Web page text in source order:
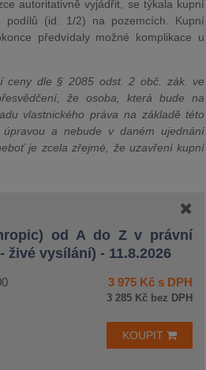
autoritativně vyjádřit, se týkala kupní
podílů (id. 1/2) na pozemcích. Kupní
předvídaly možné komplikace u
ceny dle § 2085 odst. 2 obč. zák. ve
že osoba, která bude na
vlastnického práva na základě této
a nebude v daném ujednání
je zcela zřejmé, že uzavření kupní
od A do Z v právní
živé vysílání) - 11.8.2026
3 975 Kč s DPH
3 285 Kč bez DPH
KOUPIT